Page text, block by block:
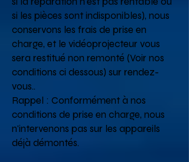
si les pièces sont indisponibles), nous
conservons les frais de prise en
charge, et le vidéoprojecteur vous
sera restitué non remonté (Voir nos
conditions ci dessous) sur rendez-
vous..
Rappel : Conformément à nos
conditions de prise en charge, nous
n'intervenons pas sur les appareils
déjà démontés.